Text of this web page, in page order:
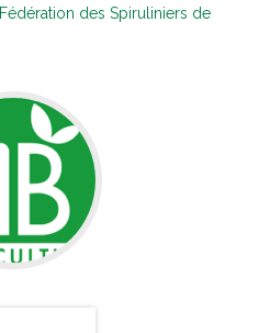
Fédération des Spiruliniers de